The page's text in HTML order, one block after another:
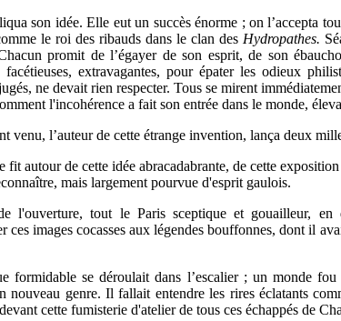
son idée. Elle eut un succès énorme ; on l’accepta
le roi des ribauds dans le clan des Hydropathes.
promit de l’égayer de son esprit, de son
facétieuses, extravagantes, pour épater les odieux
ne devait rien respecter. Tous se mirent
l'incohérence a fait son entrée dans le monde,
venu, l’auteur de cette étrange invention, lança deux
fit autour de cette idée abracadabrante, de cette
mais largement pourvue d'esprit gaulois.
l'ouverture, tout le Paris sceptique et gouailleur, en
ces images cocasses aux légendes bouffonnes, dont il
formidable se déroulait dans l’escalier ; un monde fou
nouveau genre. Il fallait entendre les rires éclatants
cette fumisterie d'atelier de tous ces échappés de